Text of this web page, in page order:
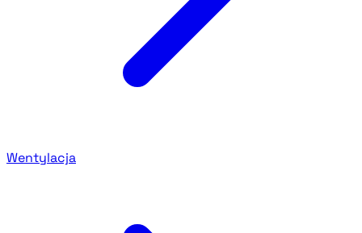
Wentylacja